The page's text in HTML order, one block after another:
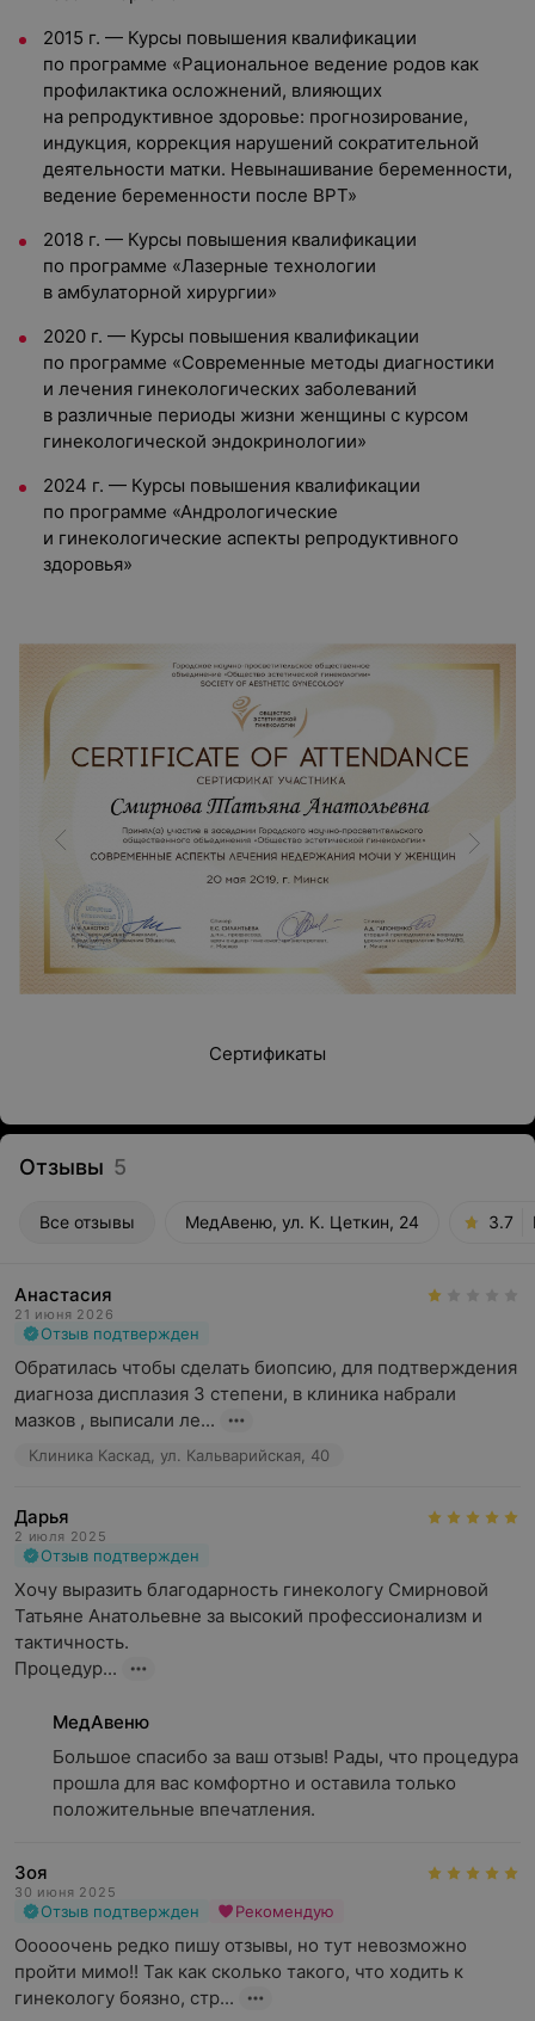
2015 г. — Курсы повышения квалификации
по программе «Рациональное ведение родов как
профилактика осложнений, влияющих
на репродуктивное здоровье: прогнозирование,
индукция, коррекция нарушений сократительной
деятельности матки. Невынашивание беременности,
ведение беременности после ВРТ»
2018 г. — Курсы повышения квалификации
по программе «Лазерные технологии
в амбулаторной хирургии»
2020 г. — Курсы повышения квалификации
по программе «Современные методы диагностики
и лечения гинекологических заболеваний
в различные периоды жизни женщины с курсом
гинекологической эндокринологии»
2024 г. — Курсы повышения квалификации
по программе «Андрологические
и гинекологические аспекты репродуктивного
здоровья»
Сертификаты
Отзывы 5
Все отзывы МедАвеню, ул. К. Цеткин, 24 3.7
Анастасия
21 июня 2026
Отзыв подтвержден
Обратилась чтобы сделать биопсию, для подтверждения
диагноза дисплазия 3 степени, в клиника набрали
мазков , выписали ле...
Клиника Каскад, ул. Кальварийская, 40
Дарья
2 июля 2025
Отзыв подтвержден
Хочу выразить благодарность гинекологу Смирновой
Татьяне Анатольевне за высокий профессионализм и
тактичность.
Процедур...
МедАвеню
Большое спасибо за ваш отзыв! Рады, что процедура
прошла для вас комфортно и оставила только
положительные впечатления.
Зоя
30 июня 2025
Отзыв подтвержден Рекомендую
Ооооочень редко пишу отзывы, но тут невозможно
пройти мимо!! Так как сколько такого, что ходить к
гинекологу боязно, стр...